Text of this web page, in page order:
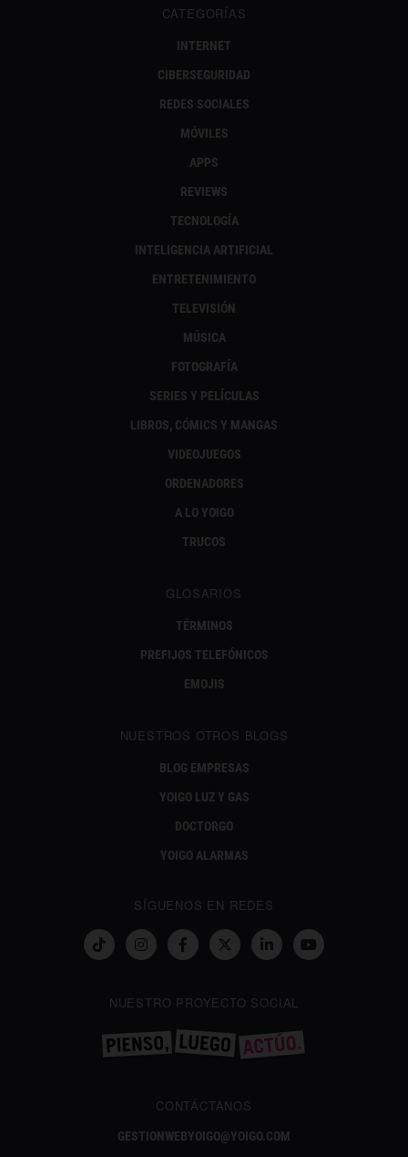
CATEGORÍAS
INTERNET
CIBERSEGURIDAD
REDES SOCIALES
MÓVILES
APPS
REVIEWS
TECNOLOGÍA
INTELIGENCIA ARTIFICIAL
ENTRETENIMIENTO
TELEVISIÓN
MÚSICA
FOTOGRAFÍA
SERIES Y PELÍCULAS
LIBROS, CÓMICS Y MANGAS
VIDEOJUEGOS
ORDENADORES
A LO YOIGO
TRUCOS
GLOSARIOS
TÉRMINOS
PREFIJOS TELEFÓNICOS
EMOJIS
NUESTROS OTROS BLOGS
BLOG EMPRESAS
YOIGO LUZ Y GAS
DOCTORGO
YOIGO ALARMAS
SÍGUENOS EN REDES
NUESTRO PROYECTO SOCIAL
CONTÁCTANOS
GESTIONWEBYOIGO@YOIGO.COM